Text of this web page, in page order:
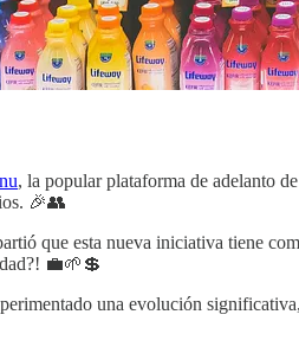
, la popular plataforma de adelanto
🎉👥
que esta nueva iniciativa tiene
💼🌱💲
una evolución